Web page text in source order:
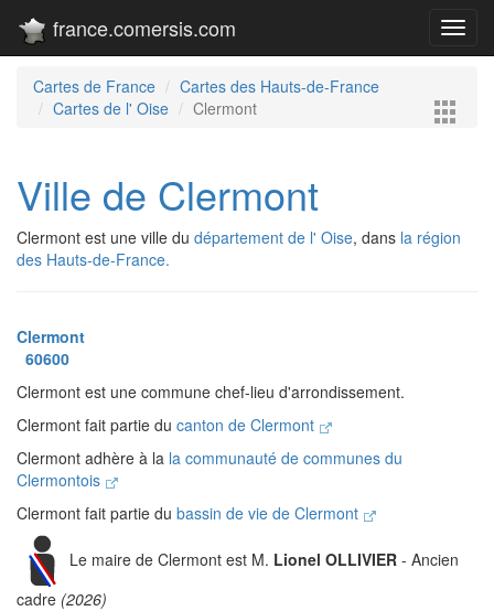
france.comersis.com
Cartes de France
Cartes des Hauts-de-France
Cartes de l' Oise
Clermont
Ville de Clermont
Clermont est une ville du département de l' Oise, dans la région
des Hauts-de-France.
Clermont
60600
Clermont est une commune chef-lieu d'arrondissement.
Clermont fait partie du canton de Clermont
Clermont adhère à la la communauté de communes du
Clermontois
Clermont fait partie du bassin de vie de Clermont
Le maire de Clermont est M. Lionel OLLIVIER - Ancien
cadre (2026)